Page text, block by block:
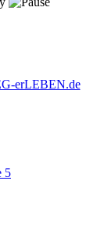
erLEBEN.de
5